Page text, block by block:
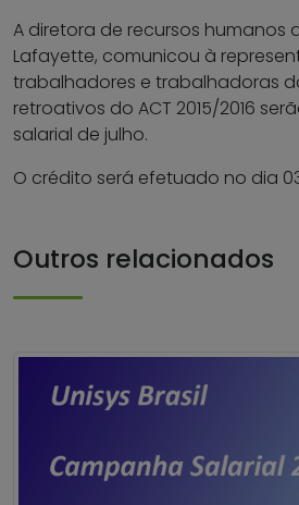
A diretora de recursos humanos
Lafayette, comunicou à
trabalhadores e trabalhadoras
retroativos do ACT 2015/2016
salarial de julho.
O crédito será efetuado no dia
Outros relacionados